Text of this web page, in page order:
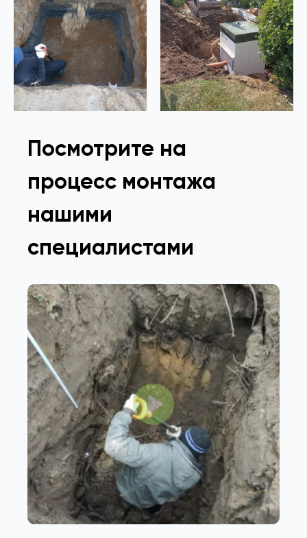
Посмотрите на
процесс монтажа
нашими
специалистами